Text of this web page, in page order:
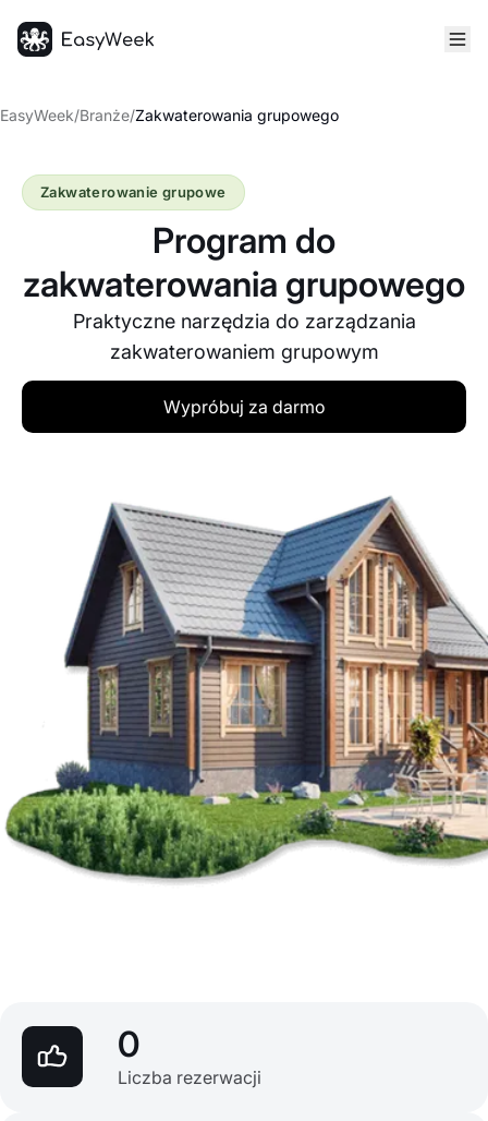
EasyWeek/Branże/Zakwaterowania grupowego
Program do
zakwaterowania grupowego
Praktyczne narzędzia do zarządzania
zakwaterowaniem grupowym
Zakwaterowanie grupowe
Wypróbuj za darmo
0
Liczba rezerwacji